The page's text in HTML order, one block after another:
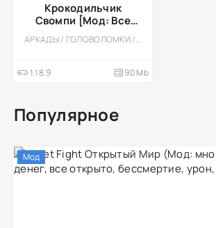
Крокодильчик
Свомпи [Мод: Все
Эпизоды]
АРКАДЫ / ГОЛОВОЛОМКИ / ДЛЯ ДЕТЕЙ / ЛОГИЧЕСКАЯ / КАЗУАЛЬНЫЕ / СТИЛИЗАЦИЯ / ПО МУЛЬТФИЛЬМАМ / ОФЛАЙН / МОД / ВСТРОЕННЫЙ КЕШ / МАЛЕНЬКАЯ
1.18.9 90 Mb
Популярное
Мод